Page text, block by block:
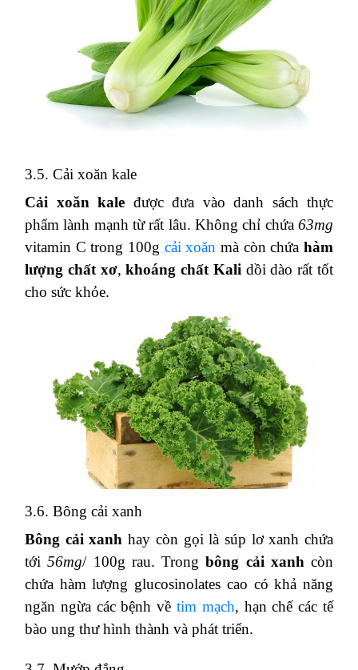
3.5. Cải xoăn kale
Cải xoăn kale được đưa vào danh sách thực
phẩm lành mạnh từ rất lâu. Không chỉ chứa63mg
vitamin C trong 100g cải xoăn mà còn chứahàm
lượng chất xơ,khoáng chất Kalidồi dào rất tốt
cho sức khỏe.
3.6. Bông cải xanh
Bông cải xanh hay còn gọi là súp lơ xanh chứa
tới 56mg/ 100g rau. Trongbông cải xanhcòn
chứa hàm lượng glucosinolates cao có khả năng
ngăn ngừa các bệnh về tim mạch, hạn chế các tế
bào ung thư hình thành và phát triển.